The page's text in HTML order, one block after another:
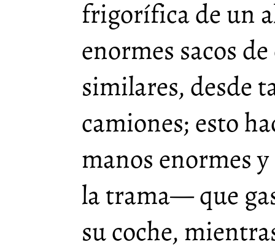
frigorífica de un
enormes sacos
similares, desde
camiones; esto
manos enormes
la trama— que
su coche,